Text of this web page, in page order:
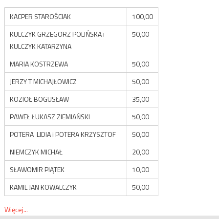
KACPER STAROŚCIAK
100,00
KULCZYK GRZEGORZ POLIŃSKA i
KULCZYK KATARZYNA
50,00
MARIA KOSTRZEWA
50,00
JERZY T MICHAJŁOWICZ
50,00
KOZIOŁ BOGUSŁAW
35,00
PAWEŁ ŁUKASZ ZIEMIAŃSKI
50,00
POTERA LIDIA i POTERA KRZYSZTOF
50,00
NIEMCZYK MICHAŁ
20,00
SŁAWOMIR PIĄTEK
10,00
KAMIL JAN KOWALCZYK
50,00
Więcej...